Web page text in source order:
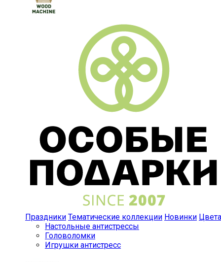
Праздники Тематические коллекции Новинки Цвета
Настольные антистрессы
Головоломки
Игрушки антистресс